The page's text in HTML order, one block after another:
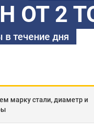
ОТ 2
в течение дня
марку стали, диаметр и